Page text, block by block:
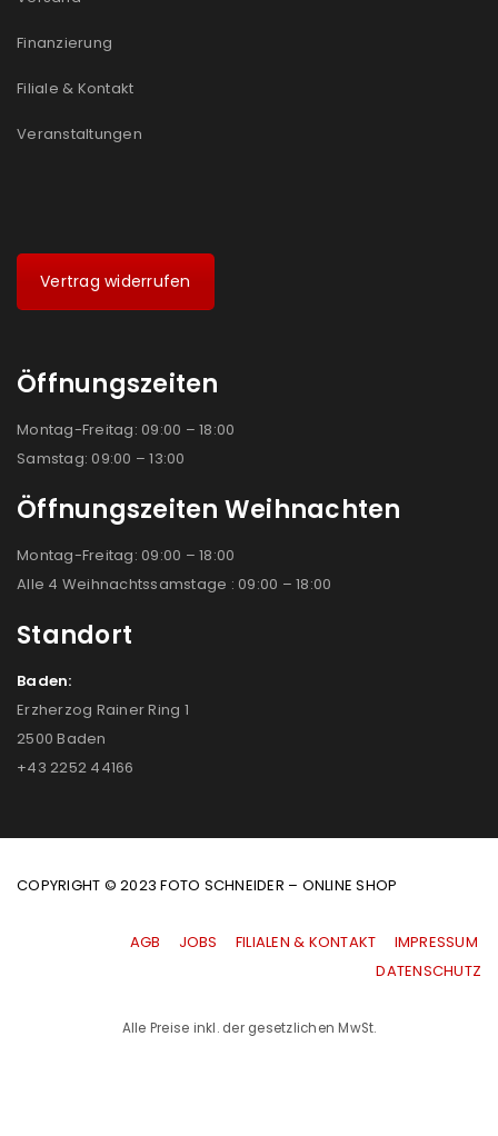
Finanzierung
Filiale & Kontakt
Veranstaltungen
Vertrag widerrufen
Öffnungszeiten
Montag-Freitag: 09:00 – 18:00
Samstag: 09:00 – 13:00
Öffnungszeiten Weihnachten
Montag-Freitag: 09:00 – 18:00
Alle 4 Weihnachtssamstage : 09:00 – 18:00
Standort
Baden:
Erzherzog Rainer Ring 1
2500 Baden
+43 2252 44166
COPYRIGHT © 2023 FOTO SCHNEIDER – ONLINE SHOP
AGB JOBS FILIALEN & KONTAKT
IMPRESSUM
|DATENSCHUTZ
Alle Preise inkl. der gesetzlichen MwSt.